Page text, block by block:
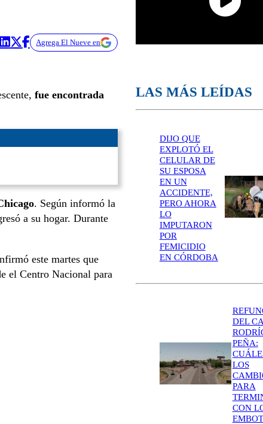
Agrega El Nueve en
fue encontrada
. Según informó la
a su hogar. Durante
este martes que
el Centro Nacional para
LAS MÁS LEÍDAS
DIJO QUE
EXPLOTÓ EL
CELULAR DE
SU ESPOSA
EN UN
ACCIDENTE,
PERO AHORA
LO
IMPUTARON
POR
FEMICIDIO
EN CÓRDOBA
DEL
PEÑA:
LOS
PARA
CON